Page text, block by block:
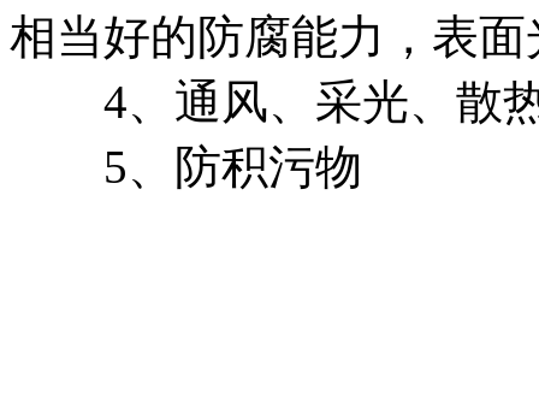
相当好的防腐能力，表
4、通风、采光、散热
5、防积污物